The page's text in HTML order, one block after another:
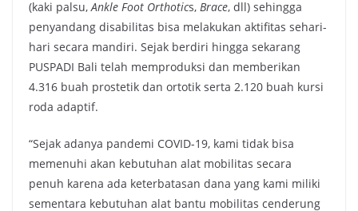
(kaki palsu,Ankle Foot Orthotics, Brace, dll) sehingga
penyandang disabilitas bisa melakukan aktifitas sehari-
hari secara mandiri. Sejak berdiri hingga sekarang
PUSPADI Bali telah memproduksi dan memberikan
4.316 buah prostetik dan ortotik serta 2.120 buah kursi
roda adaptif.
“Sejak adanya pandemi COVID-19, kami tidak bisa
memenuhi akan kebutuhan alat mobilitas secara
penuh karena ada keterbatasan dana yang kami miliki
sementara kebutuhan alat bantu mobilitas cenderung